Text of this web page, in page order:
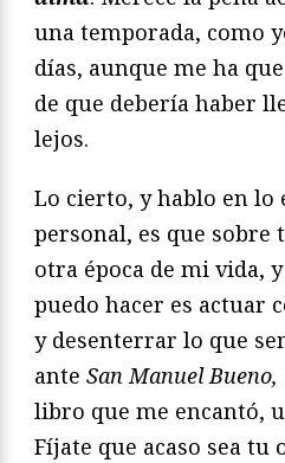
una temporada, como
días, aunque me ha
de que debería haber
lejos.
Lo cierto, y hablo en lo
personal, es que sobre
otra época de mi vida,
puedo hacer es actuar
y desenterrar lo que
ante San Manuel
libro que me encantó,
Fíjate que acaso sea tu